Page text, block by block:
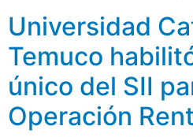
Universidad
Temuco
único del SII
Operación